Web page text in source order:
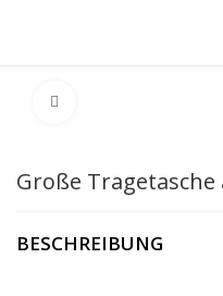
Große
BESCHREIBUNG